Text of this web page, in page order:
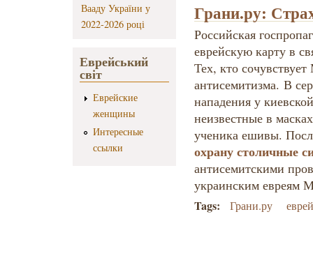
Вааду України у
2022-2026 році
Еврейський
світ
Еврейские
женщины
Интересные
ссылки
Грани.ру:
Российская
еврейскую карту в
Тех, кто
антисемитизма. В
нападения у
неизвестные в
ученика ешивы.
охрану столичные
антисемитскими
украинским евреям
Tags: Грани.ру